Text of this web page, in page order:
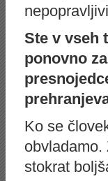
Ste v vseh
ponovno
Ko se
obvladamo.
stokrat